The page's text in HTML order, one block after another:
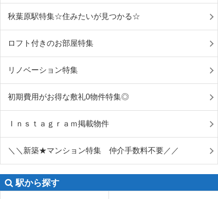
秋葉原駅特集☆住みたいが見つかる☆
ロフト付きのお部屋特集
リノベーション特集
初期費用がお得な敷礼0物件特集◎
Ｉｎｓｔａｇｒａｍ掲載物件
＼＼新築★マンション特集 仲介手数料不要／／
駅から探す